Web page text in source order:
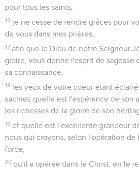
pour tous les saints,
16 je ne cesse de rendre grâces pour
de vous dans mes prières,
17 afin que le Dieu de notre Seigneur
gloire, vous donne l'esprit de sagesse
sa connaissance,
18 les yeux de votre coeur étant
sachiez quelle est l'espérance de son
les richesses de la gloire de son
19 et quelle est l'excellente grandeur
nous qui croyons, selon l'opération de
force,
20 qu'il a opérée dans le Christ, en le